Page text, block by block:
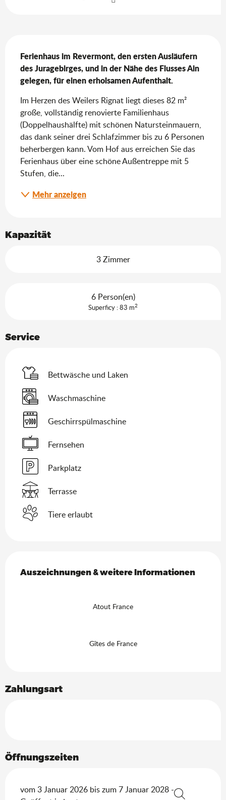
Ferienhaus im Revermont, den ersten Ausläufern
des Juragebirges, und in der Nähe des Flusses Ain
gelegen, für einen erholsamen Aufenthalt.
Im Herzen des Weilers Rignat liegt dieses 82 m²
große, vollständig renovierte Familienhaus
(Doppelhaushälfte) mit schönen Natursteinmauern,
das dank seiner drei Schlafzimmer bis zu 6 Personen
beherbergen kann. Vom Hof aus erreichen Sie das
Ferienhaus über eine schöne Außentreppe mit 5
Stufen, die...
Mehr anzeigen
Kapazität
3 Zimmer
6 Person(en)
Superficy : 83 m2
Service
Bettwäsche und Laken
Waschmaschine
Geschirrspülmaschine
Fernsehen
Parkplatz
Terrasse
Tiere erlaubt
Auszeichnungen & weitere Informationen
Auszeichnungen & weitere Informationen
Atout France
Gîtes de France
Zahlungsart
Öffnungszeiten
vom 3 Januar 2026 bis zum 7 Januar 2028 -